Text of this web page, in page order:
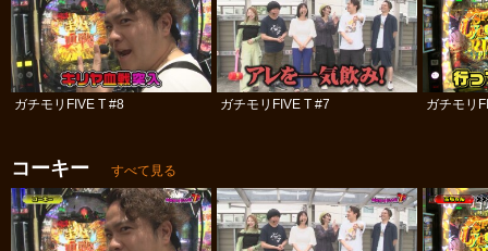
ガチモリFIVE T #8 ガチモリFIVE T #7 ガチモリ
コーキー すべて見る